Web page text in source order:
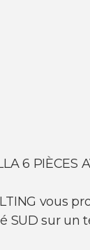
6 PIÈCES
vous
SUD sur un